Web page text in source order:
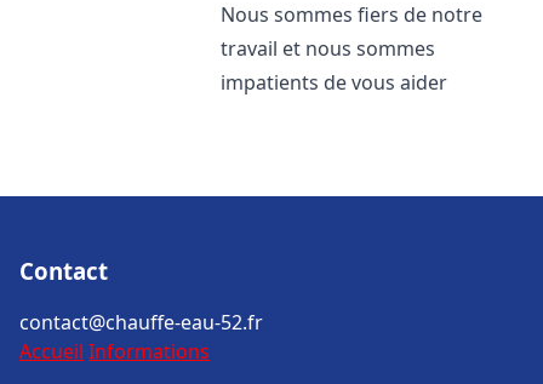
Nous sommes fiers de notre
travail et nous sommes
impatients de vous aider
Contact
contact@chauffe-eau-52.fr
Accueil Informations